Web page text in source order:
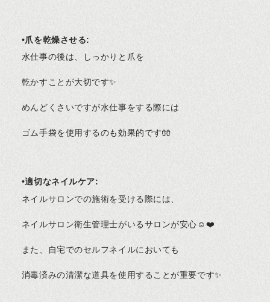
•爪を乾燥させる:
水仕事の後は、しっかりと爪を
乾かすことが大切です✨
めんどくさいですが水仕事をする際には
ゴム手袋を使用するのも効果的です🧤
•適切なネイルケア:
ネイルサロンでの施術を受ける際には、
ネイルサロン衛生管理士がいるサロンが安心☺️❤️
また、自宅でのセルフネイルにおいても
消毒済みの清潔な道具を使用することが重要です✨